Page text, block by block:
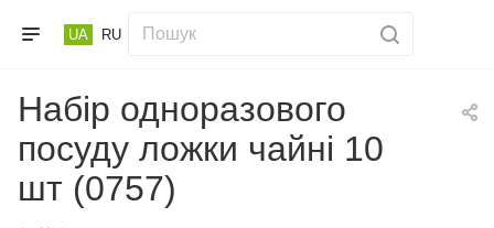
UA RU
Набір одноразового
посуду ложки чайні 10
шт (0757)